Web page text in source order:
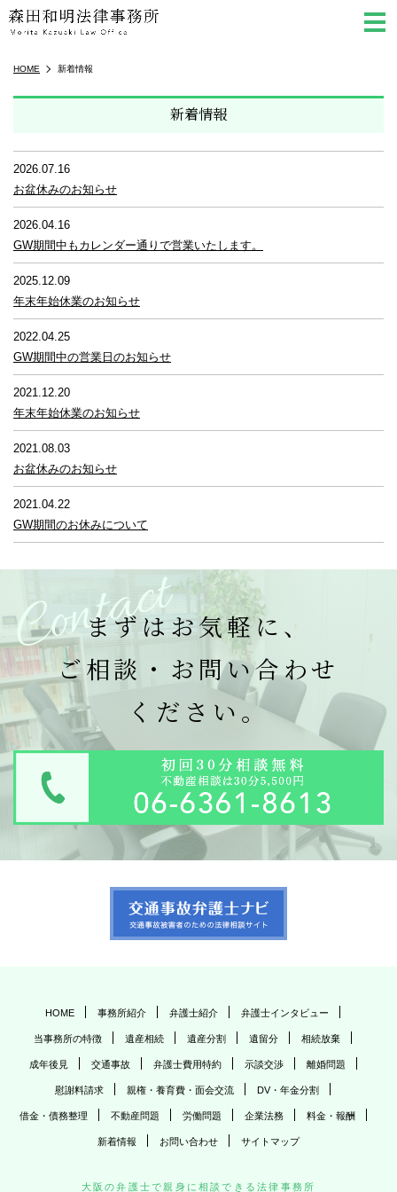
HOME 新着情報
新着情報
2026.07.16
お盆休みのお知らせ
2026.04.16
GW期間中もカレンダー通りで営業いたします。
2025.12.09
年末年始休業のお知らせ
2022.04.25
GW期間中の営業日のお知らせ
2021.12.20
年末年始休業のお知らせ
2021.08.03
お盆休みのお知らせ
2021.04.22
GW期間のお休みについて
Contact
まずはお気軽に、
ご相談・お問い合わせ
ください。
HOME 事務所紹介 弁護士紹介 弁護士インタビュー
当事務所の特徴 遺産相続 遺産分割 遺留分 相続放棄
成年後見 交通事故 弁護士費用特約 示談交渉 離婚問題
慰謝料請求 親権・養育費・面会交流 DV・年金分割
借金・債務整理 不動産問題 労働問題 企業法務 料金・報酬
新着情報 お問い合わせ サイトマップ
大阪の弁護士で親身に相談できる法律事務所